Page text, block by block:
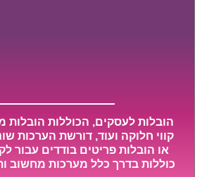
הובלות לעסקים, הכוללות הובלות
קווי חלוקה ועוד, דורשת הערכות
או הובלות פריטים בודדים עבור
כוללות בדרך כלל מערכות מחשוב